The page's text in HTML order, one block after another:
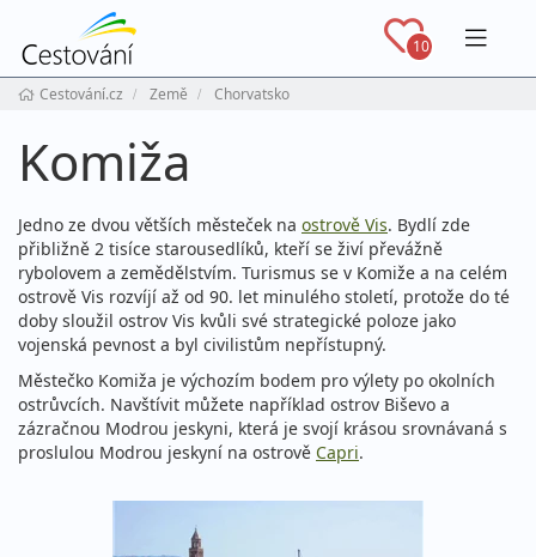
10
Cestování.cz Země Chorvatsko
Komiža
Jedno ze dvou větších městeček na ostrově Vis. Bydlí zde
přibližně 2 tisíce starousedlíků, kteří se živí převážně
rybolovem a zemědělstvím. Turismus se v Komiže a na celém
ostrově Vis rozvíjí až od 90. let minulého století, protože do té
doby sloužil ostrov Vis kvůli své strategické poloze jako
vojenská pevnost a byl civilistům nepřístupný.
Městečko Komiža je výchozím bodem pro výlety po okolních
ostrůvcích. Navštívit můžete například ostrov Biševo a
zázračnou Modrou jeskyni, která je svojí krásou srovnávaná s
proslulou Modrou jeskyní na ostrově Capri.